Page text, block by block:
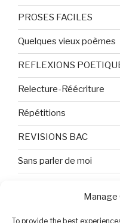
Manage
To provide the best
PROSES FACILES
Quelques vieux poèmes
REFLEXIONS
Relecture-Réécriture
Répétitions
REVISIONS BAC
Sans parler de moi